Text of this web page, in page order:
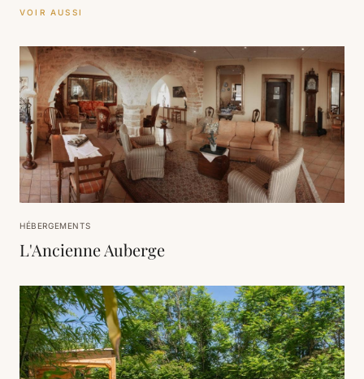
VOIR AUSSI
HÉBERGEMENTS
L'Ancienne Auberge